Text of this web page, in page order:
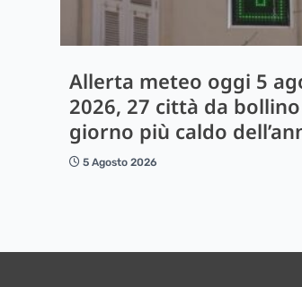
Allerta meteo oggi 5
2026, 27 città da
giorno più caldo
5 Agosto 2026